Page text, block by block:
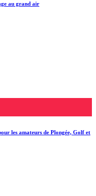
au grand air
les amateurs de Plongée, Golf et